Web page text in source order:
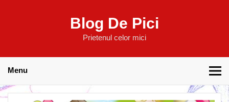
Blog De Pici
Prietenul celor mici
Menu